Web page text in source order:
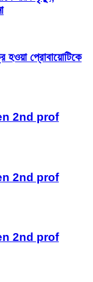
হওয়া প্রোবায়োটিকে
2nd prof
2nd prof
2nd prof